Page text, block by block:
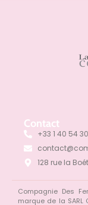
Contact
+33 1 40 54
128 rue la
Compagnie Des
marque de la SARL